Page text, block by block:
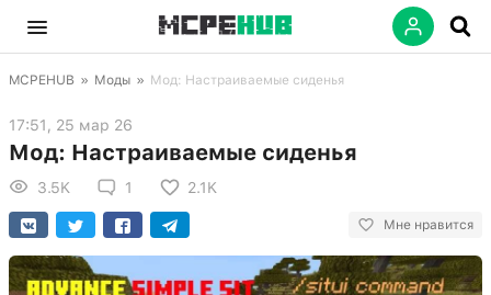
MCPEHUB » Моды » Мод: Настраиваемые сиденья
17:51, 25 мар 26
Мод: Настраиваемые сиденья
3.5K 1 2.1K
Мне нравится